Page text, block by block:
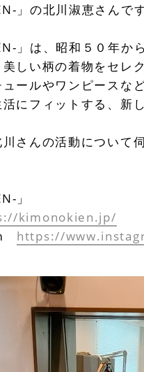
」の北川淑恵さんで
」は、昭和５０年
しい柄の着物をセレ
ールやワンピースな
にフィットする、新
さんの活動について
」
kimonokien.jp/
https://